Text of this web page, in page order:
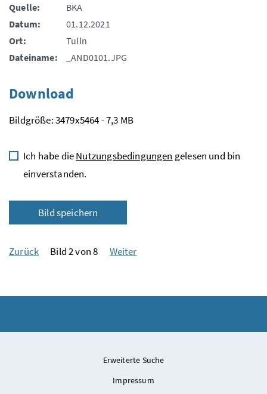
Quelle:
BKA
Datum:
01.12.2021
Ort:
Tulln
Dateiname:
_AND0101.JPG
Download
Bildgröße: 3479x5464 - 7,3 MB
Ich habe dieNutzungsbedingungen gelesen und bin
einverstanden.
Bild speichern
Zurück Bild 2 von 8 Weiter
Erweiterte Suche
Impressum